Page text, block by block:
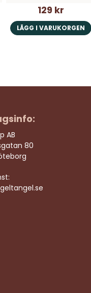
129 kr
LÄGG I VARUKORGEN
AB
80